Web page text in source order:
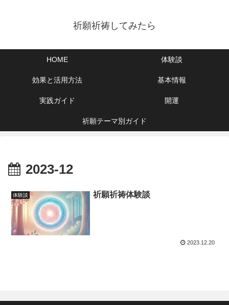
祈願祈祷してみたら
HOME 体験談
効果と活用方法 基本情報
実践ガイド 開運
祈願テーマ別ガイド
2023-12
体験談 祈願祈祷体験談
2023.12.20